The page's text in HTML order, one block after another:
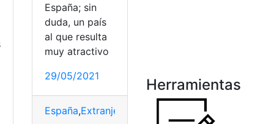
España; sin
duda, un país
al que resulta
muy atractivo
29/05/2021
España,Extranjero Leyes
Herramientas